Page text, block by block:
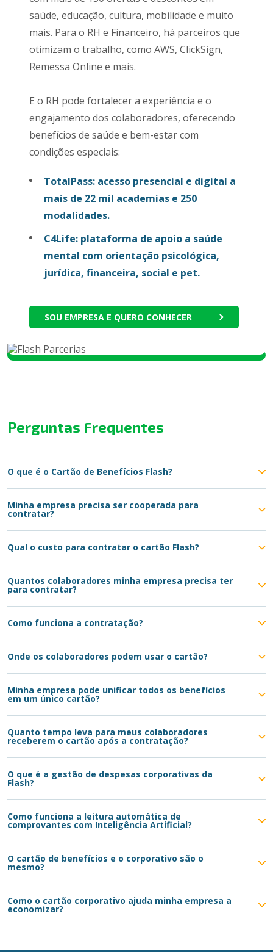
saúde, educação, cultura, mobilidade e muito
mais. Para o RH e Financeiro, há parceiros que
otimizam o trabalho, como AWS, ClickSign,
Remessa Online e mais.
E o RH pode fortalecer a experiência e o
engajamento dos colaboradores, oferecendo
benefícios de saúde e bem-estar com
condições especiais:
TotalPass: acesso presencial e digital a
mais de 22 mil academias e 250
modalidades.
C4Life: plataforma de apoio a saúde
mental com orientação psicológica,
jurídica, financeira, social e pet.
SOU EMPRESA E QUERO CONHECER
Perguntas Frequentes
O que é o Cartão de Benefícios Flash?
Minha empresa precisa ser cooperada para
contratar?
Qual o custo para contratar o cartão Flash?
Quantos colaboradores minha empresa precisa ter
para contratar?
Como funciona a contratação?
Onde os colaboradores podem usar o cartão?
Minha empresa pode unificar todos os benefícios
em um único cartão?
Quanto tempo leva para meus colaboradores
receberem o cartão após a contratação?
O que é a gestão de despesas corporativas da
Flash?
Como funciona a leitura automática de
comprovantes com Inteligência Artificial?
O cartão de benefícios e o corporativo são o
mesmo?
Como o cartão corporativo ajuda minha empresa a
economizar?